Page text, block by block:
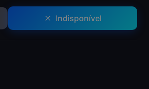
Indisponível